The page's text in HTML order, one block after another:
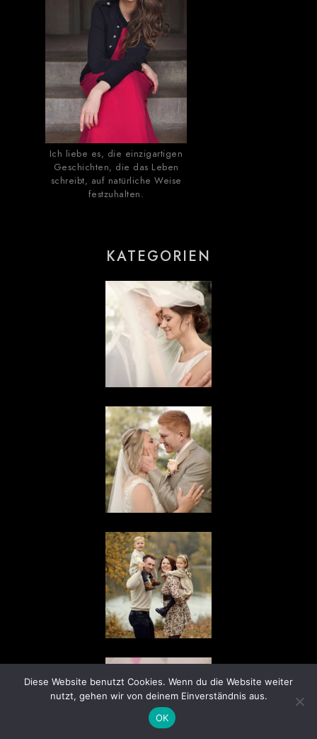
Ich liebe es, die einzigartigen
Geschichten, die das Leben
schreibt, auf natürliche Weise
festzuhalten.
KATEGORIEN
Diese Website benutzt Cookies. Wenn du die Website weiter
nutzt, gehen wir von deinem Einverständnis aus.
OK